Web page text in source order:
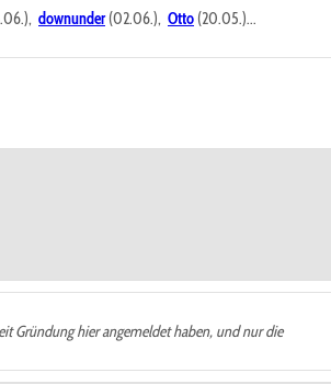
downunder(02.06.), Otto (20.05.)...
Gründung hier angemeldet haben, und nur die